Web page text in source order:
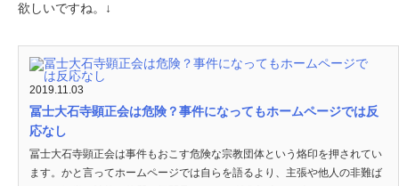
欲しいですね。↓
2019.11.03
冨士大石寺顕正会は危険？事件になってもホームページでは反
応なし
冨士大石寺顕正会は事件もおこす危険な宗教団体という烙印を押されてい
ます。かと言ってホームページでは自らを語るより、主張や他人の非難ば